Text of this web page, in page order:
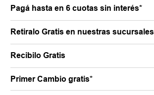
Pagá hasta en 6 cuotas sin interés*
Retiralo Gratis en nuestras sucursales
Recibilo Gratis
Primer Cambio gratis*